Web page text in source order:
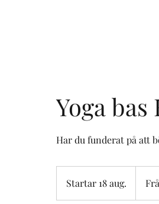
Yoga
Har du funderat på att
Startar 18 aug.
t
svenska